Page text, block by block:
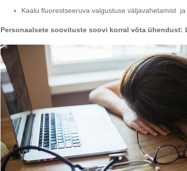
Kaalu fluorestseeruva valgustuse väljavahetamist
Personaalsete soovituste soovi korral võta ühendust: